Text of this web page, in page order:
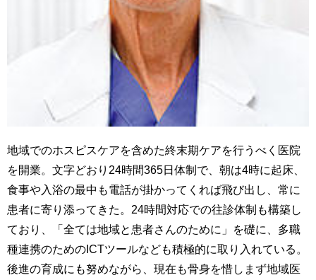
地域でのホスピスケアを含めた終末期ケアを行うべく医院
を開業。文字どおり24時間365日体制で、朝は4時に起床、
食事や入浴の最中も電話が掛かってくれば飛び出し、常に
患者に寄り添ってきた。24時間対応での往診体制も構築し
ており、「全ては地域と患者さんのために」を礎に、多職
種連携のためのICTツールなども積極的に取り入れている。
後進の育成にも努めながら、現在も骨身を惜しまず地域医